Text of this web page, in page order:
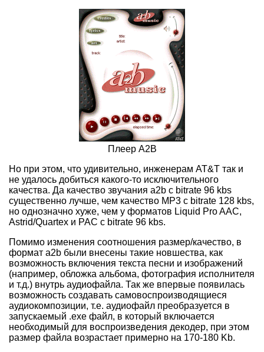
Плеер A2B
Но при этом, что удивительно, инженерам AT&T так и
не удалось добиться какого-то исключительного
качества. Да качество звучания a2b с bitrate 96 kbs
существенно лучше, чем качество МР3 с bitrate 128 kbs,
но однозначно хуже, чем у форматов Liquid Pro AAC,
Astrid/Quartex и PAC с bitrate 96 kbs.
Помимо изменения соотношения размер/качество, в
формат a2b были внесены такие новшества, как
возможность включения текста песни и изображений
(например, обложка альбома, фотография исполнителя
и т.д.) внутрь аудиофайла. Так же впервые появилась
возможность создавать самовоспроизводящиеся
аудиокомпозиции, т.е. аудиофайл преобразуется в
запускаемый .exe файл, в который включается
необходимый для воспроизведения декодер, при этом
размер файла возрастает примерно на 170-180 Kb.